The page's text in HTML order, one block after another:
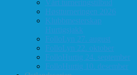
Vårt turneringstilbud
Høstturneringen 2026
Klubbmesterskap
Hurtigsjakk
FolloLyn 27. august
FolloLyn 22. oktober
FolloHurtig 24. september
FolloHurtig 10. desember